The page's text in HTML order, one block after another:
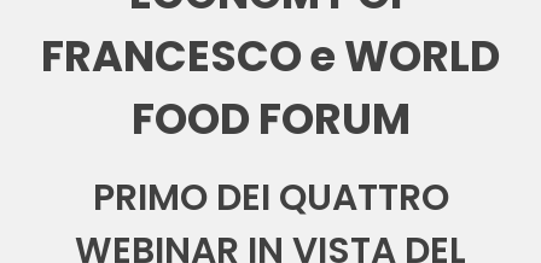
FRANCESCO e WORLD
FOOD FORUM
PRIMO DEI QUATTRO
WEBINAR IN VISTA DEL